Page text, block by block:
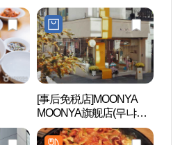
店(디자인스킨 압구정점)
[事后免税店]MOONYA
MOONYA旗舰店(무냐무
냐 플래그십스토어)